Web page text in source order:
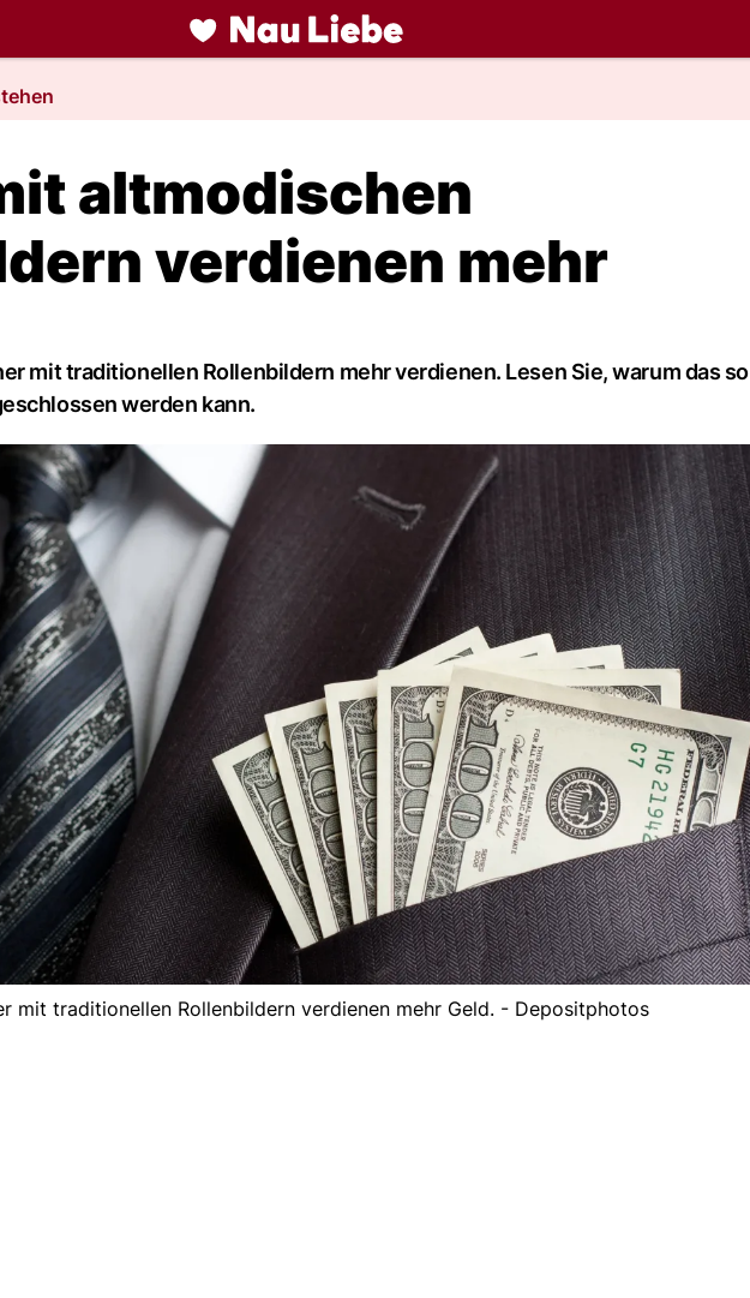
liebe.NAU.ch
altmodischen
verdienen mehr
mit traditionellen Rollenbildern mehr verdienen. Lesen Sie, warum das
werden kann.
mit traditionellen Rollenbildern verdienen mehr Geld. - Depositphotos